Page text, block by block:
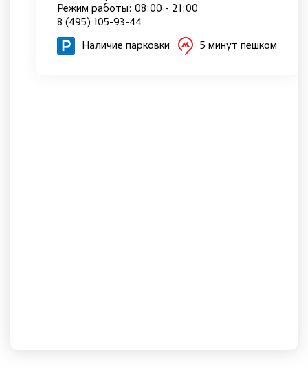
Режим работы: 08:00 - 21:00
8 (495) 105-93-44
Наличие парковки 5 минут пешком